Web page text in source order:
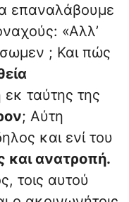
επαναλάβουμε
«Αλλ’
; Και πώς
εκ ταύτης της
; Αύτη
και ενί του
και ανατροπή.
τοις αυτού